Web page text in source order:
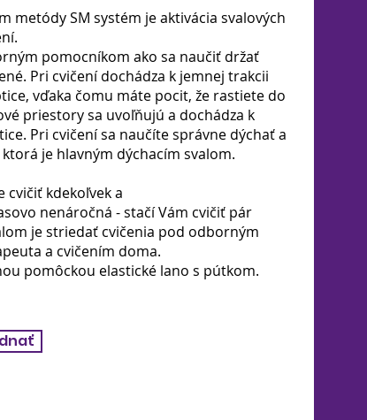
metódy SM systém je aktivácia svalových
pomocníkom ako sa naučiť držať
Pri cvičení dochádza k jemnej trakcii
vďaka čomu máte pocit, že rastiete do
priestory sa uvoľňujú a dochádza k
Pri cvičení sa naučíte správne dýchať a
je hlavným dýchacím svalom.
cvičiť kdekoľvek a
nenáročná - stačí Vám cvičiť pár
je striedať cvičenia pod odborným
a cvičením doma.
pomôckou elastické lano s pútkom.